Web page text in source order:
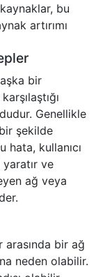
bu
artırımı
bir
Genellikle
şekilde
hata, kullanıcı
ve
ağ veya
arasında bir ağ
neden olabilir.